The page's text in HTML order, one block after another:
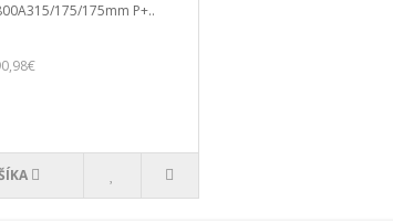
175/175mm P+..